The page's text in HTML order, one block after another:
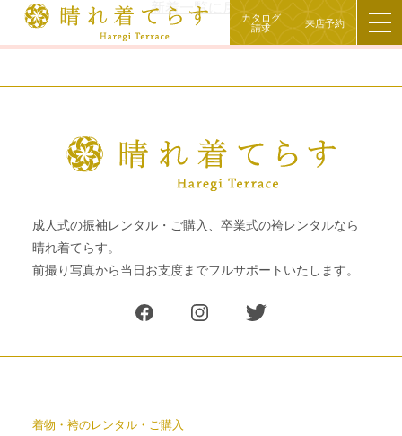
カタログ
請求 来店予約
新着一覧に戻る
成人式の振袖レンタル・ご購入、卒業式の袴レンタルなら
晴れ着てらす。
前撮り写真から当日お支度までフルサポートいたします。
着物・袴のレンタル・ご購入